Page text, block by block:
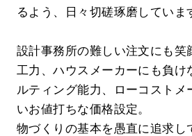
るよう、日々切磋琢磨していま
設計事務所の難しい注文にも笑
工力、ハウスメーカーにも負け
ルティング能力、ローコストメ
いお値打ちな価格設定。
物づくりの基本を愚直に追求し